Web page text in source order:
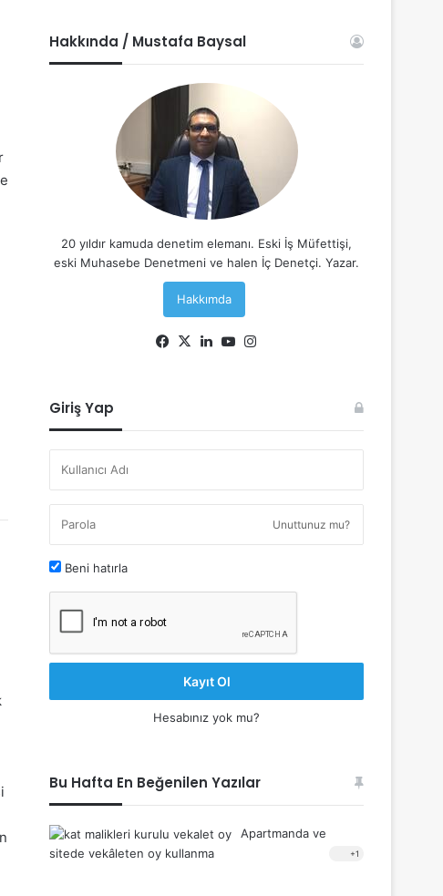
Hakkında / Mustafa Baysal
20 yıldır kamuda denetim elemanı. Eski İş Müfettişi,
eski Muhasebe Denetmeni ve halen İç Denetçi. Yazar.
Hakkımda
Facebook
X LinkedInYouTube
Giriş Yap
Unuttunuz mu?
Beni hatırla
Kayıt Ol
Hesabınız yok mu?
Bu Hafta En Beğenilen Yazılar
Apartmanda ve
sitede vekâleten oy kullanma
+1